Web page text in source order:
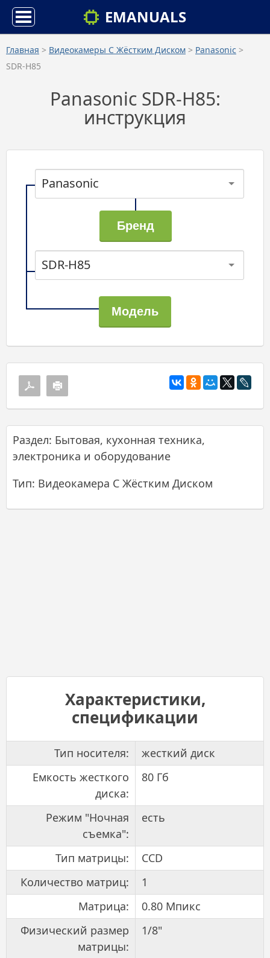
EMANUALS
Главная > Видеокамеры С Жёстким Диском > Panasonic >
SDR-H85
Panasonic SDR-H85:
инструкция
Panasonic
SDR-H85
Раздел: Бытовая, кухонная техника,
электроника и оборудование
Тип: Видеокамера С Жёстким Диском
Характеристики,
спецификации
Тип носителя:
жесткий диск
Емкость жесткого
диска:
80 Гб
Режим "Ночная
съемка":
есть
Тип матрицы:
CCD
Количество матриц:
1
Матрица:
0.80 Мпикс
Физический размер
матрицы:
1/8"